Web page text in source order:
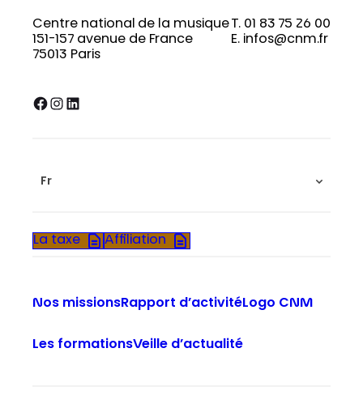
Centre national de la musique
151-157 avenue de France
75013 Paris
T. 01 83 75 26 00
E. infos@cnm.fr
Facebook InstagramLinkedIn
Fr
La taxe Affiliation
Nos missionsRapport d’activitéLogo CNM
Les formationsVeille d’actualité